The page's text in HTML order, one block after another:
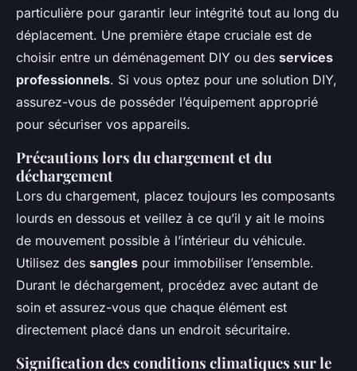
particulière pour garantir leur intégrité tout au long du
déplacement. Une première étape cruciale est de
choisir entre un déménagement DIY ou des services
professionnels. Si vous optez pour une solution DIY,
assurez-vous de posséder l’équipement approprié
pour sécuriser vos appareils.
Précautions lors du chargement et du
déchargement
Lors du chargement, placez toujours les composants
lourds en dessous et veillez à ce qu’il y ait le moins
de mouvement possible à l’intérieur du véhicule.
Utilisez des sangles pour immobiliser l’ensemble.
Durant le déchargement, procédez avec autant de
soin et assurez-vous que chaque élément est
directement placé dans un endroit sécuritaire.
Signification des conditions climatiques sur le